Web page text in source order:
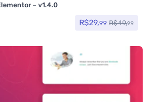
– v1.4.0
R$29,99 R$49,99